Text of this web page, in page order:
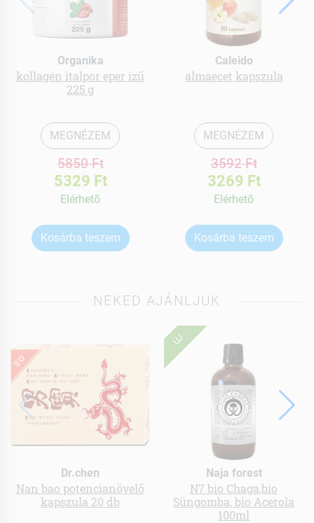
Organika
kollagén italpor eper ízű
225 g
MEGNÉZEM
5850 Ft
5329 Ft
Elérhetõ
Kosárba teszem
Caleido
almaecet kapszula
MEGNÉZEM
3592 Ft
3269 Ft
Elérhetõ
Kosárba teszem
NEKED AJÁNLJUK
Dr.chen
Nan bao potencianövelő
kapszula 20 db
ÚJ
Naja forest
N7 bio Chaga,bio
Süngomba, bio Acerola
100ml